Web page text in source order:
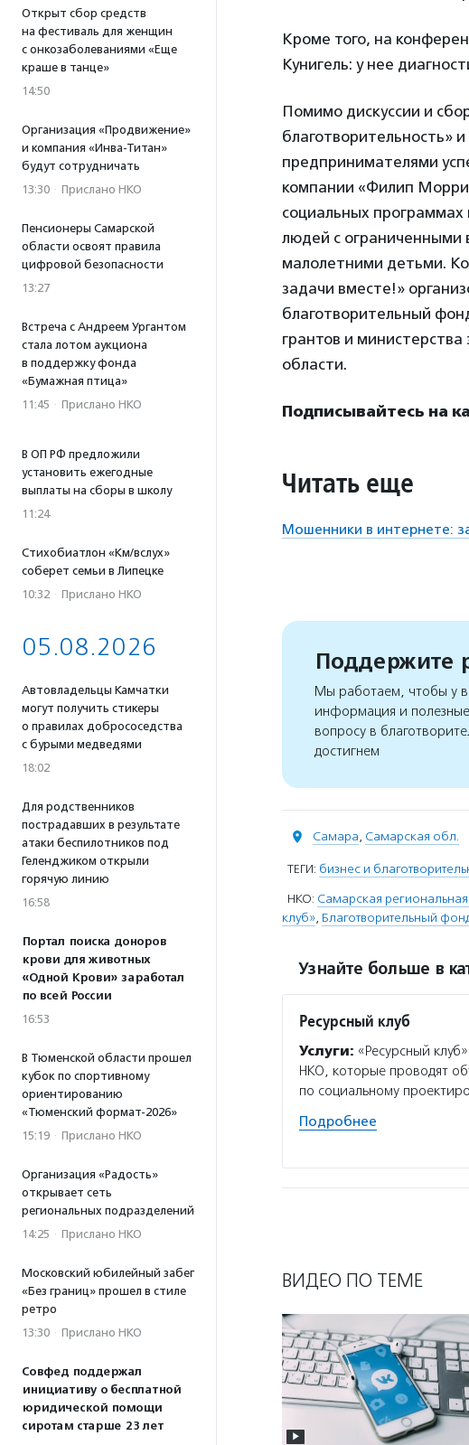
Открыт сбор средств
на фестиваль для женщин
с онкозаболеваниями «Еще
краше в танце»
14:50
Организация «Продвижение»
и компания «Инва-Титан»
будут сотрудничать
13:30 · Прислано НКО
Пенсионеры Самарской
области освоят правила
цифровой безопасности
13:27
Встреча с Андреем Ургантом
стала лотом аукциона
в поддержку фонда
«Бумажная птица»
11:45 · Прислано НКО
В ОП РФ предложили
установить ежегодные
выплаты на сборы в школу
11:24
Стихобиатлон «Км/вслух»
соберет семьи в Липецке
10:32 · Прислано НКО
05.08.2026
Автовладельцы Камчатки
могут получить стикеры
о правилах добрососедства
с бурыми медведями
18:02
Для родственников
пострадавших в результате
атаки беспилотников под
Геленджиком открыли
горячую линию
16:58
Портал поиска доноров
крови для животных
«Одной Крови» заработал
по всей России
16:53
В Тюменской области прошел
кубок по спортивному
ориентированию
«Тюменский формат-2026»
15:19 · Прислано НКО
Организация «Радость»
открывает сеть
региональных подразделений
14:25 · Прислано НКО
Московский юбилейный забег
«Без границ» прошел в стиле
ретро
13:30 · Прислано НКО
Совфед поддержал
инициативу о бесплатной
юридической помощи
сиротам старше 23 лет
Кроме того, на
Кунигель: у нее
Помимо дискуссии и
благотворительность»
предпринимателями
компании «Филип
социальных
людей с
малолетними детьми.
задачи вместе!»
благотворительный
грантов и министерства
области.
Подписывайтесь на
Читать еще
Мошенники в интернете:
Поддержите
Мы работаем, чтобы у
информация и
вопросу в
достигнем
Самара, Самарская обл.
ТЕГИ: бизнес и
НКО: Самарская
клуб», Благотворительный
Узнайте больше в
Ресурсный клуб
Услуги: «Ресурсный
НКО, которые проводят
по социальному
Подробнее
ВИДЕО ПО ТЕМЕ